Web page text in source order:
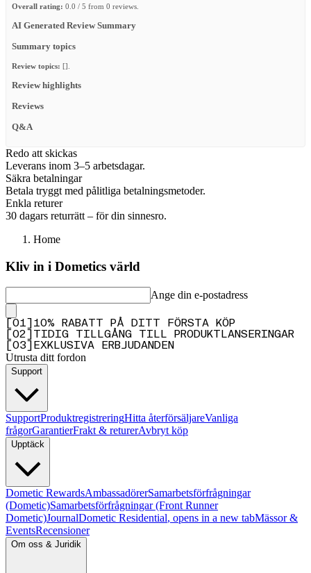
Overall rating: 0.0 / 5 from 0 reviews.
AI Generated Review Summary
Summary topics
Review topics: [].
Review highlights
Reviews
Q&A
Redo att skickas
Leverans inom 3–5 arbetsdagar.
Säkra betalningar
Betala tryggt med pålitliga betalningsmetoder.
Enkla returer
30 dagars returrätt – för din sinnesro.
Home
Kliv in i Dometics värld
Ange din e-postadress
01
10% RABATT PÅ DITT FÖRSTA KÖP
02
TIDIG TILLGÅNG TILL PRODUKTLANSERINGAR
03 EXKLUSIVA ERBJUDANDEN
Utrusta ditt fordon
Support
SupportProduktregistreringHitta återförsäljareVanliga
frågorGarantierFrakt & returerAvbryt köp
Upptäck
Dometic RewardsAmbassadörerSamarbetsförfrågningar
(Dometic)Samarbetsförfrågningar (Front Runner
Dometic)JournalDometic Residential, opens in a new tabMässor &
EventsRecensioner
Om oss & Juridik